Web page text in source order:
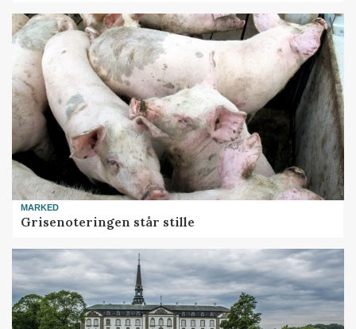
MARKED
Grisenoteringen står stille